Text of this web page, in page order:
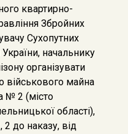
квартирно-
Збройних
Сухопутних
начальнику
організувати
військового майна
№ 2 (місто
області),
2 до наказу, від